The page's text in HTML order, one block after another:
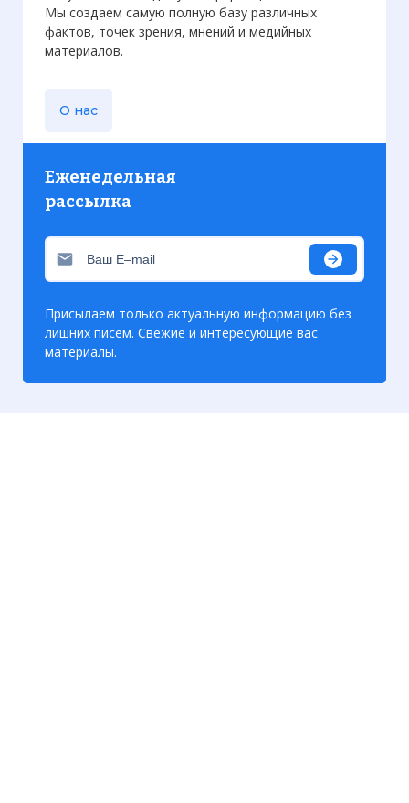
Мы создаем самую полную базу различных
фактов, точек зрения, мнений и медийных
материалов.
О нас
Еженедельная
рассылка
Присылаем только актуальную информацию без
лишних писем. Свежие и интересующие вас
материалы.